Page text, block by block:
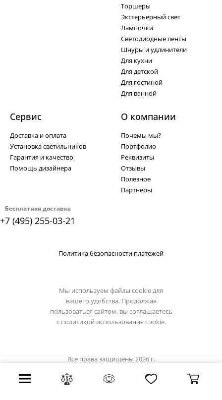
Бесплатная доставка
+7 (495) 255-03-21
Торшеры
Экстерьерный свет
Лампочки
Светодиодные ленты
Шнуры и удлинители
Для кухни
Для детской
Для гостиной
Для ванной
Сервис
Доставка и оплата
Установка светильников
Гарантия и качество
Помощь дизайнера
О компании
Почемы мы?
Портфолио
Реквизиты
Отзывы
Полезное
Партнеры
Политика безопасности платежей
Мы используем файлы cookie для
вашего удобства. Продолжая
пользоваться сайтом, вы соглашаетесь
с политикой использования cookie.
Все права защищены 2026 г.